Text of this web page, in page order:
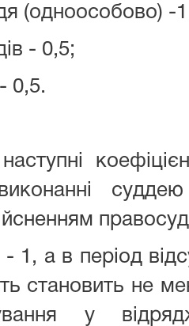
(одноособово) -
- 0,5;
0,5.
1, а в період
становить не
у